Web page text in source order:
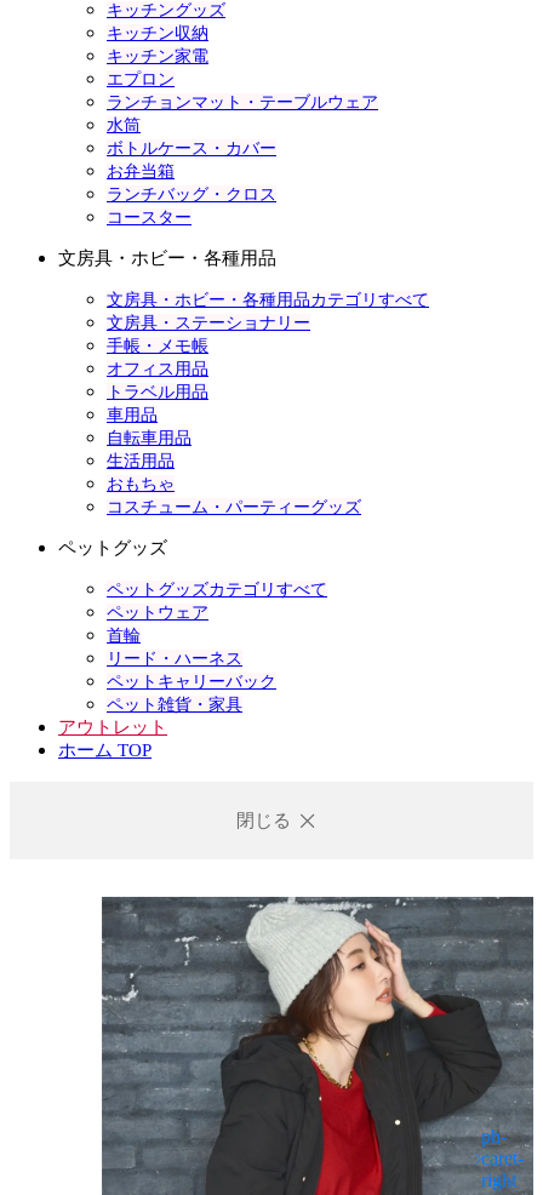
キッチングッズ
キッチン収納
キッチン家電
エプロン
ランチョンマット・テーブルウェア
水筒
ボトルケース・カバー
お弁当箱
ランチバッグ・クロス
コースター
文房具・ホビー・各種用品
文房具・ホビー・各種用品カテゴリすべて
文房具・ステーショナリー
手帳・メモ帳
オフィス用品
トラベル用品
車用品
自転車用品
生活用品
おもちゃ
コスチューム・パーティーグッズ
ペットグッズ
ペットグッズカテゴリすべて
ペットウェア
首輪
リード・ハーネス
ペットキャリーバック
ペット雑貨・家具
アウトレット
ホーム TOP
閉じる